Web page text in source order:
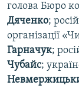
голова Бюро
Дяченко;
організації
Гарначук;
Чубайс;